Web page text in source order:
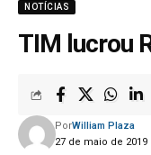
NOTÍCIAS
TIM lucrou
27 de maio de 2019
PorWilliam Plaza